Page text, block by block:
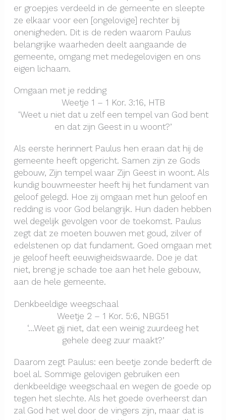
er groepjes verdeeld in de gemeente en sleepte
ze elkaar voor een [ongelovige] rechter bij
onenigheden. Dit is de reden waarom Paulus
belangrijke waarheden deelt aangaande de
gemeente, omgang met medegelovigen en ons
eigen lichaam.
Omgaan met je redding
Weetje 1 – 1 Kor. 3:16, HTB
‘Weet u niet dat u zelf een tempel van God bent
en dat zijn Geest in u woont?’
Als eerste herinnert Paulus hen eraan dat hij de
gemeente heeft opgericht. Samen zijn ze Gods
gebouw, Zijn tempel waar Zijn Geest in woont. Als
kundig bouwmeester heeft hij het fundament van
geloof gelegd. Hoe zij omgaan met hun geloof en
redding is voor God belangrijk. Hun daden hebben
wel degelijk gevolgen voor de toekomst. Paulus
zegt dat ze moeten bouwen met goud, zilver of
edelstenen op dat fundament. Goed omgaan met
je geloof heeft eeuwigheidswaarde. Doe je dat
niet, breng je schade toe aan het hele gebouw,
aan de hele gemeente.
Denkbeeldige weegschaal
Weetje 2 – 1 Kor. 5:6, NBG51
‘…Weet gij niet, dat een weinig zuurdeeg het
gehele deeg zuur maakt?’
Daarom zegt Paulus: een beetje zonde bederft de
boel al. Sommige gelovigen gebruiken een
denkbeeldige weegschaal en wegen de goede op
tegen het slechte. Als het goede overheerst dan
zal God het wel door de vingers zijn, maar dat is